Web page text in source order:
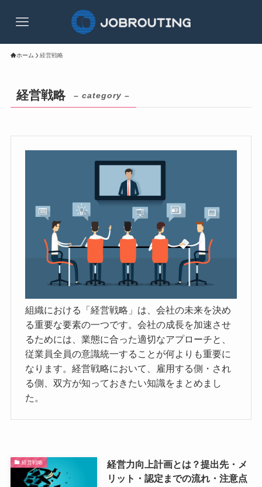
ホーム 経営戦略
経営戦略 – category –
組織における「経営戦略」は、会社の未来を決め
る重要な要素の一つです。会社の成長を加速させ
るためには、業態に合った適切なアプローチと、
従業員全員の意識統一することが何よりも重要に
なります。経営戦略において、雇用する側・され
る側、双方が知っておきたい知識をまとめまし
た。
経営戦略
経営力向上計画とは？提出先・メ
リット・認定までの流れ・注意点